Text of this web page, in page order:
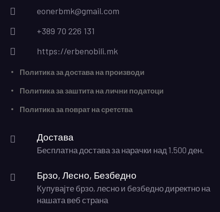
eonerbmk@gmail.com
+389 70 226 131
https://erbenobili.mk
Политика за достава на производи
Политика за заштита на лични податоци
Политика за поврат на сретства
Достава
Бесплатна достава за нарачки над 1.500 ден.
Брзо, Лесно, Безбедно
Купувајте брзо, лесно и безбедно директно на
нашата веб страна